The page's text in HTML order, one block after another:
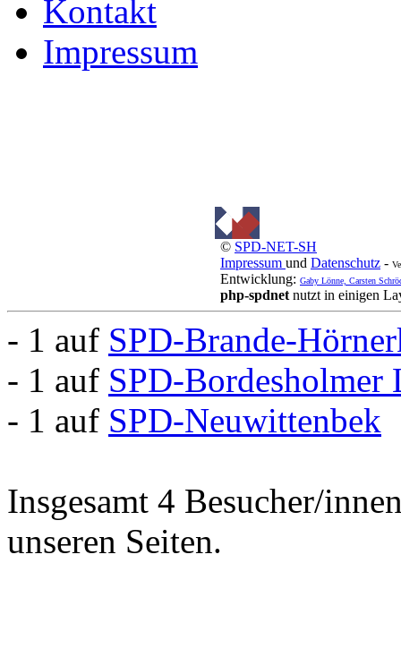
Kontakt
Impressum
© SPD-NET-SH
Impressum und Datenschutz -
Entwicklung: Gaby Lönne, Carsten
php-spdnet nutzt in einigen
- 1 auf SPD-Brande-
- 1 auf SPD-Bordesholmer
- 1 auf SPD-Neuwittenbek
Insgesamt 4 Besucher/
unseren Seiten.